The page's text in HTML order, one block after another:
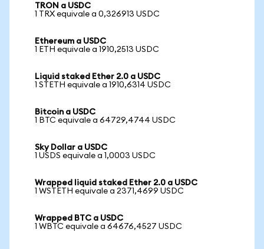
TRON a USDC
1 TRX equivale a 0,326913 USDC
Ethereum a USDC
1 ETH equivale a 1910,2513 USDC
Liquid staked Ether 2.0 a USDC
1 STETH equivale a 1910,6314 USDC
Bitcoin a USDC
1 BTC equivale a 64729,4744 USDC
Sky Dollar a USDC
1 USDS equivale a 1,0003 USDC
Wrapped liquid staked Ether 2.0 a USDC
1 WSTETH equivale a 2371,4699 USDC
Wrapped BTC a USDC
1 WBTC equivale a 64676,4527 USDC